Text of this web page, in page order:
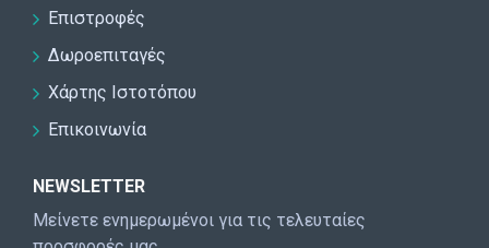
Επιστροφές
Δωροεπιταγές
Χάρτης Ιστοτόπου
Επικοινωνία
NEWSLETTER
Μείνετε ενημερωμένοι για τις τελευταίες